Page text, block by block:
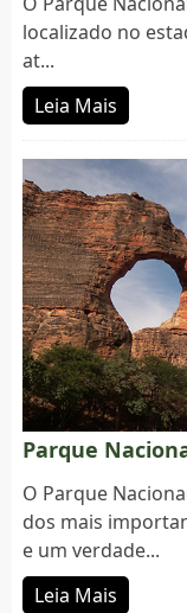
localizado no
at...
Leia Mais
Parque
O Parque
dos mais
e um verdade...
Leia Mais